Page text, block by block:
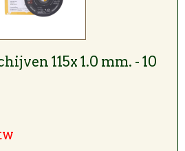
115x 1.0 mm. - 10